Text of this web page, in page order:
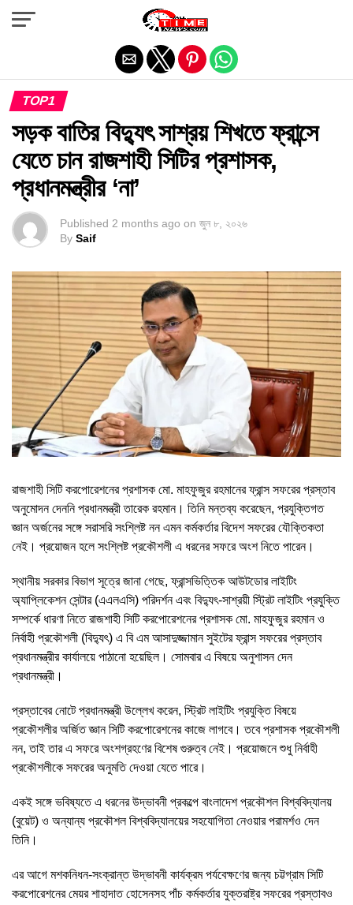
TOP1
সড়ক বাতির বিদ্যুৎ সাশ্রয় শিখতে ফ্রান্সে
যেতে চান রাজশাহী সিটির প্রশাসক,
প্রধানমন্ত্রীর ‘না’
Published 2 months ago on জুন ৮, ২০২৬
By Saif
রাজশাহী সিটি করপোরেশনের প্রশাসক মো. মাহফুজুর রহমানের ফ্রান্স সফরের প্রস্তাব
অনুমোদন দেননি প্রধানমন্ত্রী তারেক রহমান। তিনি মন্তব্য করেছেন, প্রযুক্তিগত
জ্ঞান অর্জনের সঙ্গে সরাসরি সংশ্লিষ্ট নন এমন কর্মকর্তার বিদেশ সফরের যৌক্তিকতা
নেই। প্রয়োজন হলে সংশ্লিষ্ট প্রকৌশলী এ ধরনের সফরে অংশ নিতে পারেন।
স্থানীয় সরকার বিভাগ সূত্রে জানা গেছে, ফ্রান্সভিত্তিক আউটডোর লাইটিং
অ্যাপ্লিকেশন সেন্টার (এএলএসি) পরিদর্শন এবং বিদ্যুৎ-সাশ্রয়ী স্ট্রিট লাইটিং প্রযুক্তি
সম্পর্কে ধারণা নিতে রাজশাহী সিটি করপোরেশনের প্রশাসক মো. মাহফুজুর রহমান ও
নির্বাহী প্রকৌশলী (বিদ্যুৎ) এ বি এম আসাদুজ্জামান সুইটের ফ্রান্স সফরের প্রস্তাব
প্রধানমন্ত্রীর কার্যালয়ে পাঠানো হয়েছিল। সোমবার এ বিষয়ে অনুশাসন দেন
প্রধানমন্ত্রী।
প্রস্তাবের নোটে প্রধানমন্ত্রী উল্লেখ করেন, স্ট্রিট লাইটিং প্রযুক্তি বিষয়ে
প্রকৌশলীর অর্জিত জ্ঞান সিটি করপোরেশনের কাজে লাগবে। তবে প্রশাসক প্রকৌশলী
নন, তাই তার এ সফরে অংশগ্রহণের বিশেষ গুরুত্ব নেই। প্রয়োজনে শুধু নির্বাহী
প্রকৌশলীকে সফরের অনুমতি দেওয়া যেতে পারে।
একই সঙ্গে ভবিষ্যতে এ ধরনের উদ্ভাবনী প্রকল্পে বাংলাদেশ প্রকৌশল বিশ্ববিদ্যালয়
(বুয়েট) ও অন্যান্য প্রকৌশল বিশ্ববিদ্যালয়ের সহযোগিতা নেওয়ার পরামর্শও দেন
তিনি।
এর আগে মশকনিধন-সংক্রান্ত উদ্ভাবনী কার্যক্রম পর্যবেক্ষণের জন্য চট্টগ্রাম সিটি
করপোরেশনের মেয়র শাহাদাত হোসেনসহ পাঁচ কর্মকর্তার যুক্তরাষ্ট্র সফরের প্রস্তাবও
Exit mobile version